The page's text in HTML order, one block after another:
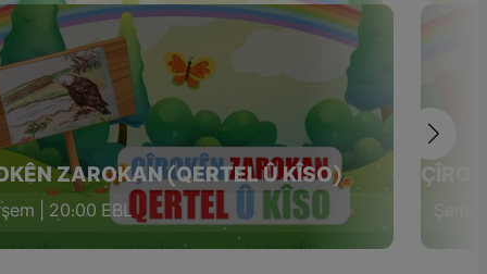
ZAROKAN (QERTEL Û KÎSO)
| 20:00 EBL Şemî